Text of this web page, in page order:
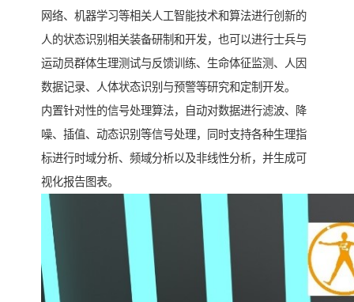
网络、机器学习等相关人工智能技术和算法进行创新的
人的状态识别相关装备研制和开发，也可以进行士兵与
运动员群体生理测试与反馈训练、生命体征监测、人因
数据记录、人体状态识别与预警等研究和定制开发。
内置针对性的信号处理算法，自动对数据进行滤波、降
噪、插值、动态识别等信号处理，同时支持各种生理指
标进行时域分析、频域分析以及非线性分析，并生成可
视化报告图表。